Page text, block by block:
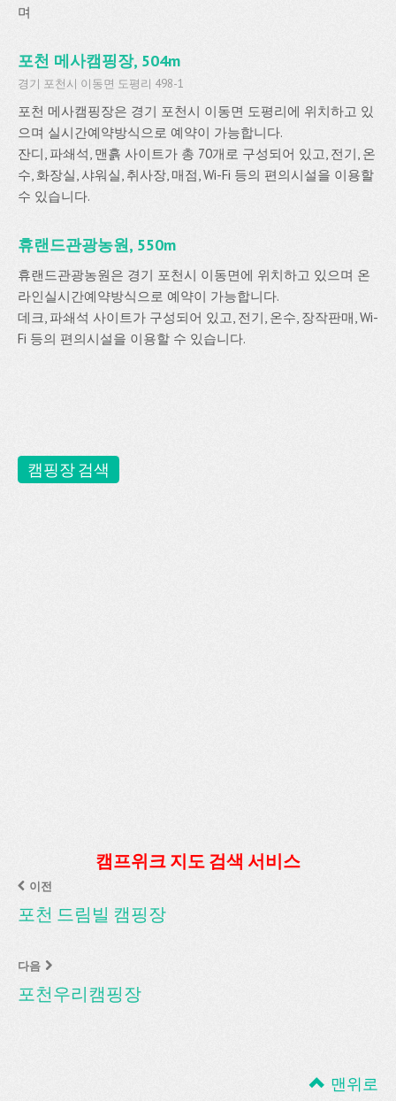
며
포천 메사캠핑장, 504m
경기 포천시 이동면 도평리 498-1
포천 메사캠핑장은 경기 포천시 이동면 도평리에 위치하고 있
으며 실시간예약방식으로 예약이 가능합니다.
잔디, 파쇄석, 맨흙 사이트가 총 70개로 구성되어 있고, 전기, 온
수, 화장실, 샤워실, 취사장, 매점, Wi-Fi 등의 편의시설을 이용할
수 있습니다.
휴랜드관광농원, 550m
휴랜드관광농원은 경기 포천시 이동면에 위치하고 있으며 온
라인실시간예약방식으로 예약이 가능합니다.
데크, 파쇄석 사이트가 구성되어 있고, 전기, 온수, 장작판매, Wi-
Fi 등의 편의시설을 이용할 수 있습니다.
캠핑장 검색
캠프위크 지도 검색 서비스
이전
포천 드림빌 캠핑장
다음
포천우리캠핑장
맨위로